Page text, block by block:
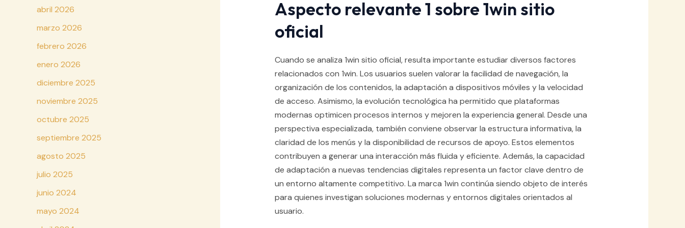
abril 2026
marzo 2026
febrero 2026
enero 2026
diciembre 2025
noviembre 2025
octubre 2025
septiembre 2025
agosto 2025
julio 2025
junio 2024
mayo 2024
Aspecto relevante 1 sobre 1win sitio
oficial
Cuando se analiza 1win sitio oficial, resulta importante estudiar diversos factores
relacionados con 1win. Los usuarios suelen valorar la facilidad de navegación, la
organización de los contenidos, la adaptación a dispositivos móviles y la velocidad
de acceso. Asimismo, la evolución tecnológica ha permitido que plataformas
modernas optimicen procesos internos y mejoren la experiencia general. Desde una
perspectiva especializada, también conviene observar la estructura informativa, la
claridad de los menús y la disponibilidad de recursos de apoyo. Estos elementos
contribuyen a generar una interacción más fluida y eficiente. Además, la capacidad
de adaptación a nuevas tendencias digitales representa un factor clave dentro de
un entorno altamente competitivo. La marca 1win continúa siendo objeto de interés
para quienes investigan soluciones modernas y entornos digitales orientados al
usuario.